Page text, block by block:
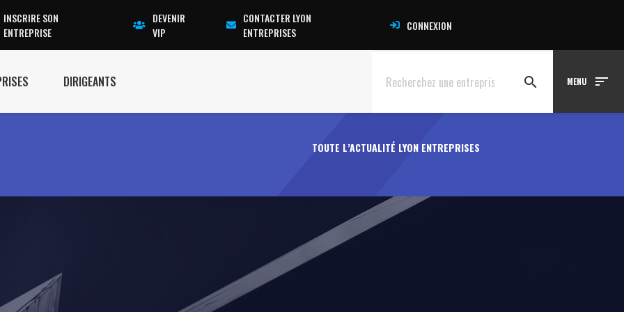
INSCRIRE SON
ENTREPRISE
DEVENIR
VIP
CONTACTER LYON
ENTREPRISES
CONNEXION
DIRIGEANTS search MENU sort
TOUTE L’ACTUALITÉ LYON ENTREPRISES